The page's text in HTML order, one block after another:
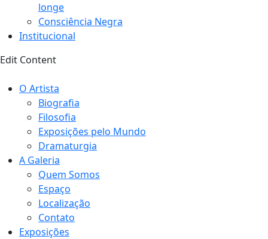
longe
Consciência Negra
Institucional
Edit Content
O Artista
Biografia
Filosofia
Exposições pelo Mundo
Dramaturgia
A Galeria
Quem Somos
Espaço
Localização
Contato
Exposições